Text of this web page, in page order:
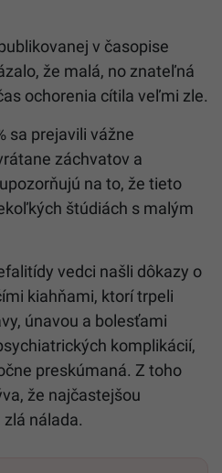
v časopise
že malá, no znateľná
ochorenia cítila veľmi zle.
sa prejavili vážne
záchvatov a
na to, že tieto
štúdiách s malým
vedci našli dôkazy o
kiahňami, ktorí trpeli
únavou a bolesťami
komplikácií,
preskúmaná. Z toho
že najčastejšou
nálada.